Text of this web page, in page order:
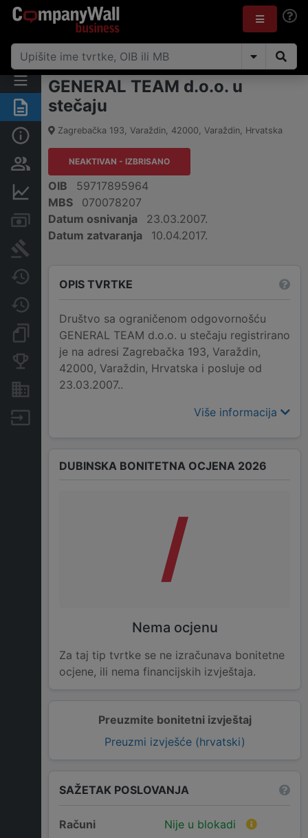
Sažetak
Osnovne informacije
Osobe i vlasništvo
Financijski podaci
Računi i blokade
Dokumenti i objave
Konkurentske tvrtke
Nekretnine i imovina
GENERAL TEAM d.o.o. u
stečaju
Zagrebačka 193, Varaždin, 42000, Varaždin, Hrvatska
NEAKTIVAN - IZBRISANO
OIB
59717895964
MBS
070078207
Datum osnivanja
23.03.2007.
Datum zatvaranja
10.04.2017.
OPIS TVRTKE
Društvo sa ograničenom odgovornošću
GENERAL TEAM d.o.o. u stečaju registrirano
je na adresi Zagrebačka 193, Varaždin,
42000, Varaždin, Hrvatska i posluje od
23.03.2007..
Više informacija
Preuzmite bonitetni izvještaj
Preuzmi izvješće (hrvatski)
DUBINSKA BONITETNA OCJENA 2026
/
Nema ocjenu
Za taj tip tvrtke se ne izračunava bonitetne
ocjene, ili nema financijskih izvještaja.
SAŽETAK POSLOVANJA
Računi Nije u blokadi